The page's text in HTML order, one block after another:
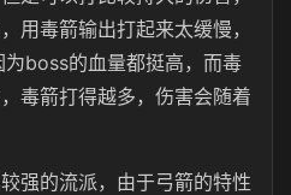
用毒箭输出打起来太缓慢，
boss的血量都挺高，而毒
毒箭打得越多，伤害会随着
强的流派，由于弓箭的特性